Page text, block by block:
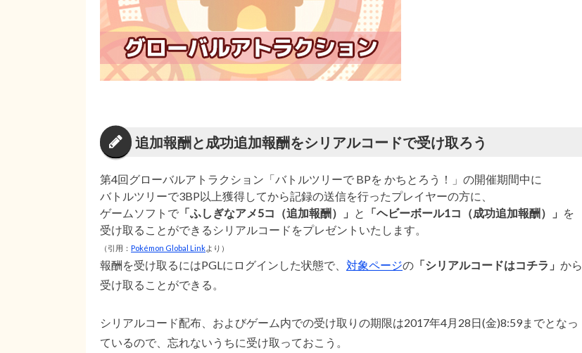
追加報酬と成功追加報酬をシリアルコードで受け取ろう
第4回グローバルアトラクション「バトルツリーで BPを かちとろう！」の開催期間中に
バトルツリーで3BP以上獲得してから記録の送信を行ったプレイヤーの方に、
ゲームソフトで 「ふしぎなアメ5コ（追加報酬）」 と 「ヘビーボール1コ（成功追加報酬）」 を
受け取ることができるシリアルコードをプレゼントいたします。
（引用： Pokémon Global Linkより）
報酬を受け取るにはPGLにログインした状態で、 対象ページの 「シリアルコードはコチラ」 から
受け取ることができる。
シリアルコード配布、およびゲーム内での受け取りの期限は2017年4月28日(金)8:59までとなっ
ているので、忘れないうちに受け取っておこう。